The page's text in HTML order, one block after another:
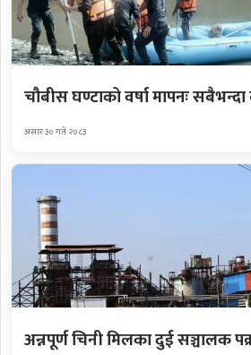
चौबीस घण्टाको वर्षा मापनः सबैभन्दा
असार ३० गते २०८३
अन्नपूर्ण चिनी मिलका दुई सञ्चालक